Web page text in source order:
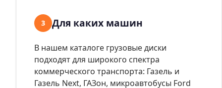
3 Для каких машин
В нашем каталоге грузовые диски
подходят для широкого спектра
коммерческого транспорта: Газель и
Газель Next, ГАЗон, микроавтобусы Ford